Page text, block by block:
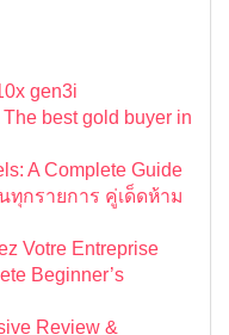
gen3i
best gold buyer in
A Complete Guide
กรายการ คู่เด็ดห้าม
Votre Entreprise
Beginner’s
Review &